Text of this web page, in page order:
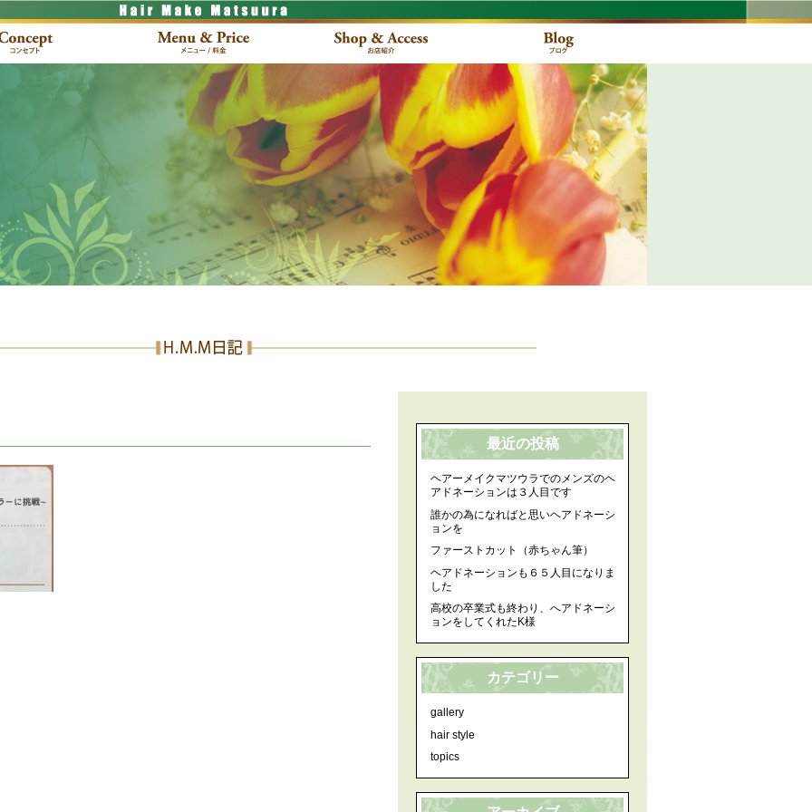
最近の投稿
ヘアーメイクマツウラでのメンズのヘ
アドネーションは３人目です
誰かの為になればと思いヘアドネーシ
ョンを
ファーストカット（赤ちゃん筆）
ヘアドネーションも６５人目になりま
した
高校の卒業式も終わり、へアドネーシ
ョンをしてくれたK様
カテゴリー
gallery
hair style
topics